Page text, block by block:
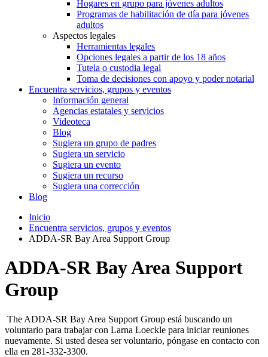
Hogares en grupo para jóvenes adultos
Programas de habilitación de día para jóvenes
adultos
Aspectos legales
Herramientas legales
Opciones legales a partir de los 18 años
Tutela o custodia legal
Toma de decisiones con apoyo y poder notarial
Encuentra servicios, grupos y eventos
Información general
Agencias estatales y servicios
Videoteca
Blog
Sugiera un grupo de padres
Sugiera un servicio
Sugiera un evento
Sugiera un recurso
Sugiera una corrección
Blog
Inicio
Encuentra servicios, grupos y eventos
ADDA-SR Bay Area Support Group
ADDA-SR Bay Area Support
Group
The ADDA-SR Bay Area Support Group está buscando un
voluntario para trabajar con Larna Loeckle para iniciar reuniones
nuevamente. Si usted desea ser voluntario, póngase en contacto con
ella en 281-332-3300.